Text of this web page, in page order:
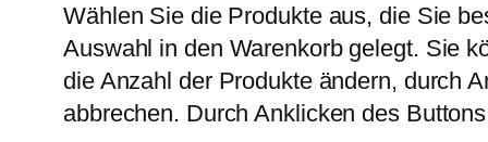
Wählen Sie die Produkte aus, die Sie
Auswahl in den Warenkorb gelegt. Sie
die Anzahl der Produkte ändern, durch
abbrechen. Durch Anklicken des